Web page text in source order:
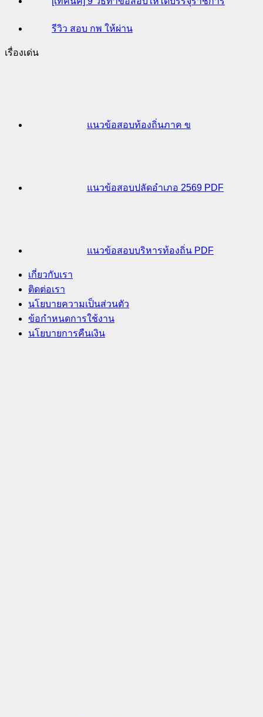
รีวิว สอบ กพ ให้ผ่าน
เรื่องเด่น
แนวข้อสอบท้องถิ่นภาค ข
แนวข้อสอบปลัดอำเภอ 2569 PDF
แนวข้อสอบบริหารท้องถิ่น PDF
เกี่ยวกับเรา
ติดต่อเรา
นโยบายความเป็นส่วนตัว
ข้อกำหนดการใช้งาน
นโยบายการคืนเงิน